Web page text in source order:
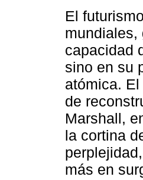
El
mundiales,
capacidad
sino en su
atómica.
de
Marshall,
la cortina
más en